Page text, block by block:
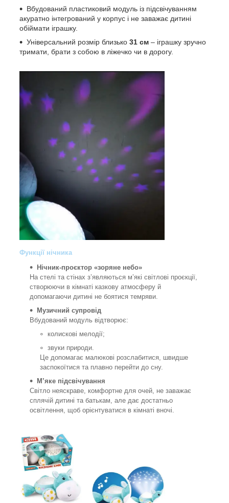
Вбудований пластиковий модуль із підсвічуванням
акуратно інтегрований у корпус і не заважає дитині
обіймати іграшку.
Універсальний розмір близько 31 см – іграшку зручно
тримати, брати з собою в ліжечко чи в дорогу.
Функції нічника
Нічник‑проєктор «зоряне небо»
На стелі та стінах з’являються м’які світлові проєкції,
створюючи в кімнаті казкову атмосферу й
допомагаючи дитині не боятися темряви.
Музичний супровід
Вбудований модуль відтворює:
колискові мелодії;
звуки природи.
Це допомагає малюкові розслабитися, швидше
заспокоїтися та плавно перейти до сну.
М’яке підсвічування
Світло неяскраве, комфортне для очей, не заважає
сплячій дитині та батькам, але дає достатньо
освітлення, щоб орієнтуватися в кімнаті вночі.